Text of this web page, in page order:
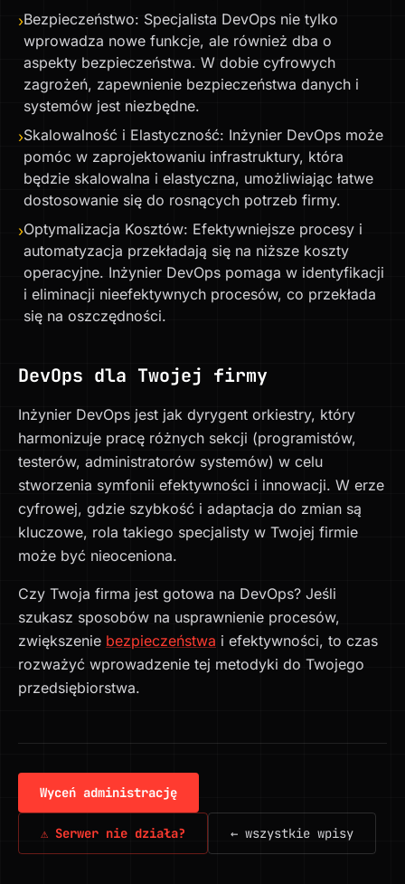
›Bezpieczeństwo: Specjalista DevOps nie tylko
wprowadza nowe funkcje, ale również dba o
aspekty bezpieczeństwa. W dobie cyfrowych
zagrożeń, zapewnienie bezpieczeństwa danych i
systemów jest niezbędne.
›Skalowalność i Elastyczność: Inżynier DevOps może
pomóc w zaprojektowaniu infrastruktury, która
będzie skalowalna i elastyczna, umożliwiając łatwe
dostosowanie się do rosnących potrzeb firmy.
›Optymalizacja Kosztów: Efektywniejsze procesy i
automatyzacja przekładają się na niższe koszty
operacyjne. Inżynier DevOps pomaga w identyfikacji
i eliminacji nieefektywnych procesów, co przekłada
się na oszczędności.
DevOps dla Twojej firmy
Inżynier DevOps jest jak dyrygent orkiestry, który
harmonizuje pracę różnych sekcji (programistów,
testerów, administratorów systemów) w celu
stworzenia symfonii efektywności i innowacji. W erze
cyfrowej, gdzie szybkość i adaptacja do zmian są
kluczowe, rola takiego specjalisty w Twojej firmie
może być nieoceniona.
Czy Twoja firma jest gotowa na DevOps? Jeśli
szukasz sposobów na usprawnienie procesów,
zwiększenie bezpieczeństwa i efektywności, to czas
rozważyć wprowadzenie tej metodyki do Twojego
przedsiębiorstwa.
Wyceń administrację
⚠ Serwer nie działa? ← wszystkie wpisy